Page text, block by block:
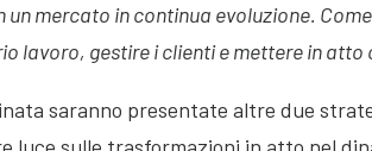
un mercato in continua evoluzione. Come
lavoro, gestire i clienti e mettere in
saranno presentate altre due